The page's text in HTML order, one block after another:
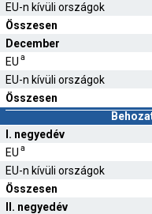
EU-n kívüli országok
Összesen
December
EU a
EU-n kívüli országok
Összesen
I. negyedév
EU a
EU-n kívüli országok
Összesen
II. negyedév